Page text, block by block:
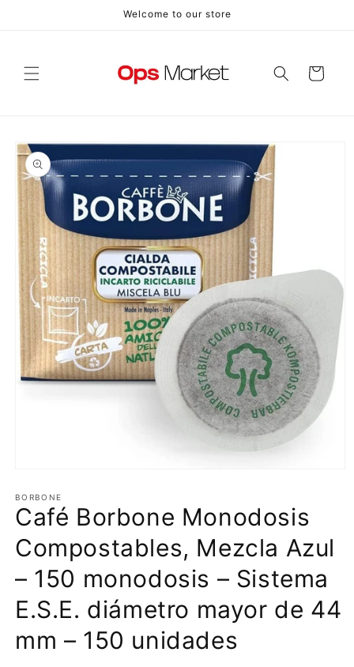
Welcome to our store
Carrello
Passa alle
informazioni
sul prodotto
multimediali
1
in
modale
BORBONE
Café Borbone Monodosis
Compostables, Mezcla Azul
– 150 monodosis – Sistema
E.S.E. diámetro mayor de 44
mm – 150 unidades